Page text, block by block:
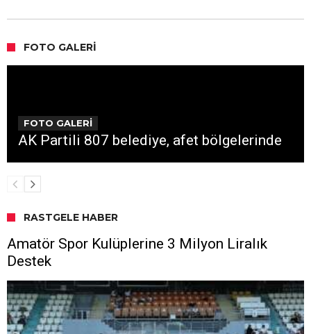
FOTO GALERI
FOTO GALERİ
AK Partili 807 belediye, afet bölgelerinde
RASTGELE HABER
Amatör Spor Kulüplerine 3 Milyon Liralık
Destek